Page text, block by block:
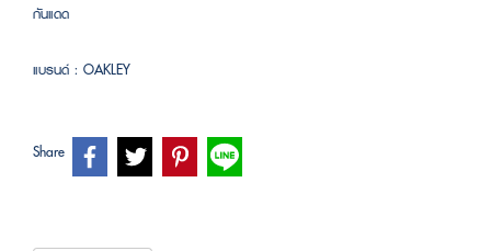
กันแดด
แบรนด์ : OAKLEY
Share